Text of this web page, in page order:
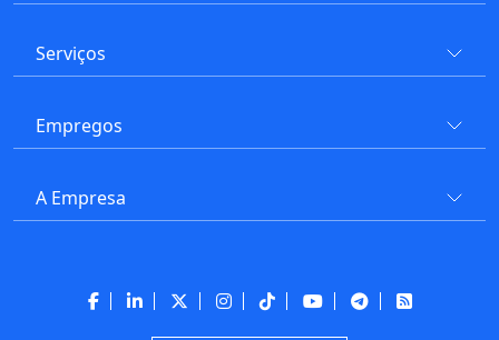
Serviços
Empregos
A Empresa